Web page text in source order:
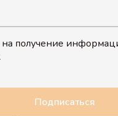
на получение
Подписаться